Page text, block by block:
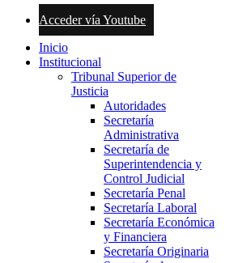
Acceder vía Youtube
Inicio
Institucional
Tribunal Superior de
Justicia
Autoridades
Secretaría
Administrativa
Secretaría de
Superintendencia y
Control Judicial
Secretaría Penal
Secretaría Laboral
Secretaría Económica
y Financiera
Secretaría Originaria